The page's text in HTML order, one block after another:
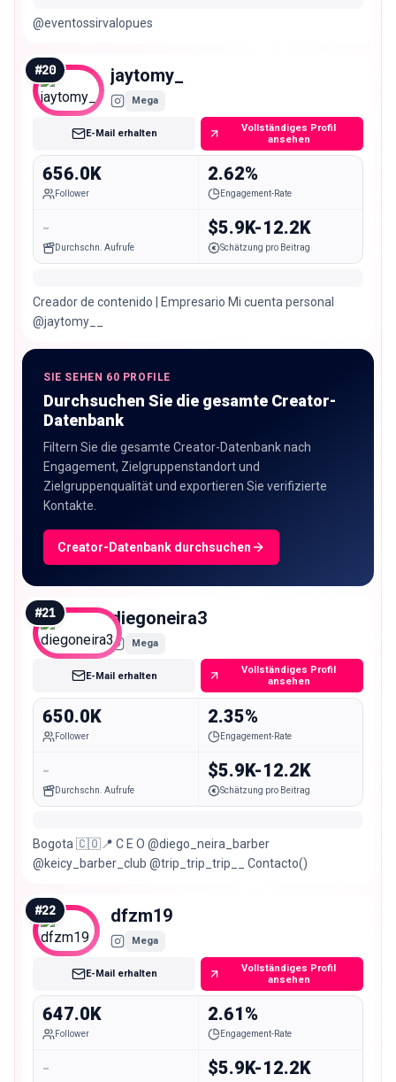
@eventossirvalopues
#20 jaytomy_
Mega
E-Mail erhalten
Vollständiges Profil
ansehen
656.0K
Follower
2.62%
Engagement-Rate
-
Durchschn. Aufrufe
$5.9K-12.2K
Schätzung pro Beitrag
Creador de contenido | Empresario Mi cuenta personal
@jaytomy__
SIE SEHEN 60 PROFILE
Durchsuchen Sie die gesamte Creator-
Datenbank
Filtern Sie die gesamte Creator-Datenbank nach
Engagement, Zielgruppenstandort und
Zielgruppenqualität und exportieren Sie verifizierte
Kontakte.
Creator-Datenbank durchsuchen
#21 diegoneira3
Mega
E-Mail erhalten
Vollständiges Profil
ansehen
650.0K
Follower
2.35%
Engagement-Rate
-
Durchschn. Aufrufe
$5.9K-12.2K
Schätzung pro Beitrag
Bogota 🇨🇴📍 C E O @diego_neira_barber
@keicy_barber_club @trip_trip_trip__ Contacto()
#22 dfzm19
Mega
E-Mail erhalten
Vollständiges Profil
ansehen
647.0K
Follower
2.61%
Engagement-Rate
- $5.9K-12.2K